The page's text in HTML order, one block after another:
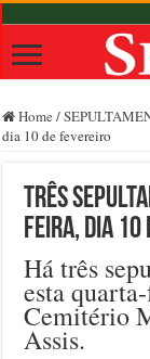
Home /
dia 10 de fevereiro
Três
feira, dia
Há três
esta
Cemitério
Assis.